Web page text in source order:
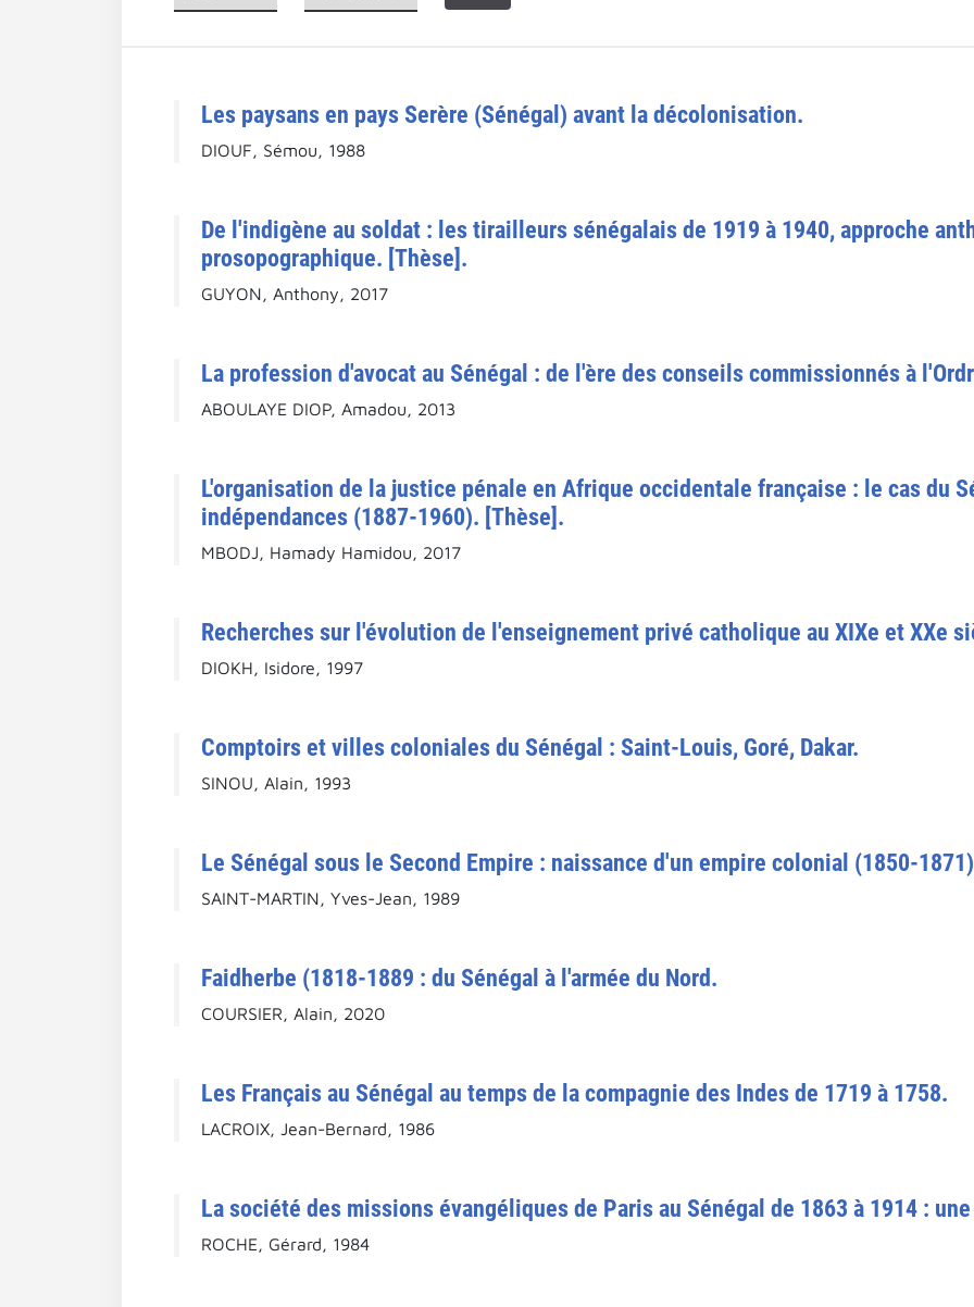
Les paysans en pays Serère (Sénégal) avant la décolonisation.
DIOUF, Sémou, 1988
De l'indigène au soldat : les tirailleurs sénégalais de 1919 à 1940, approche
prosopographique. [Thèse].
GUYON, Anthony, 2017
La profession d'avocat au Sénégal : de l'ère des conseils commissionnés à
ABOULAYE DIOP, Amadou, 2013
L'organisation de la justice pénale en Afrique occidentale française : le cas du
indépendances (1887-1960). [Thèse].
MBODJ, Hamady Hamidou, 2017
Recherches sur l'évolution de l'enseignement privé catholique au XIXe et XXe
DIOKH, Isidore, 1997
Comptoirs et villes coloniales du Sénégal : Saint-Louis, Goré, Dakar.
SINOU, Alain, 1993
Le Sénégal sous le Second Empire : naissance d'un empire colonial (1850-
SAINT-MARTIN, Yves-Jean, 1989
Faidherbe (1818-1889 : du Sénégal à l'armée du Nord.
COURSIER, Alain, 2020
Les Français au Sénégal au temps de la compagnie des Indes de 1719 à 1758.
LACROIX, Jean-Bernard, 1986
La société des missions évangéliques de Paris au Sénégal de 1863 à 1914 :
ROCHE, Gérard, 1984